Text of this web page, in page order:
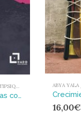
ANTIPSICOLOGIA / ANTIPSIQUIATRIA
Cómo hacer cosas con Foucault : Instrucciones de uso
16,00€